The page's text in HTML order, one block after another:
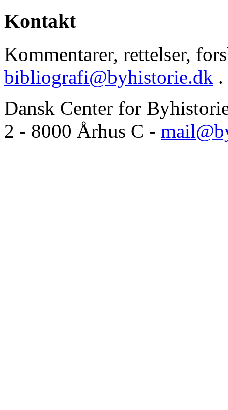
Kontakt
Kommentarer, rettelser,
bibliografi@byhistorie.dk .
Dansk Center for
2 - 8000 Århus C -